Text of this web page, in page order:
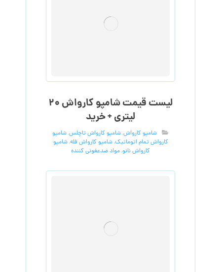
لیست قیمت شامپو کارواش ۲۰
لیتری + خرید
شامپو کارواش,شامپو کارواش تاچلس,شامپو
کارواش تمام اتوماتیک,شامپو کارواش فله,شامپو
کارواش نانو,مواد ضدعفونی کننده